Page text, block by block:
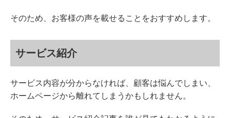
そのため、お客様の声を載せることをおすすめします。
サービス紹介
サービス内容が分からなければ、顧客は悩んでしまい、
ホームページから離れてしまうかもしれません。